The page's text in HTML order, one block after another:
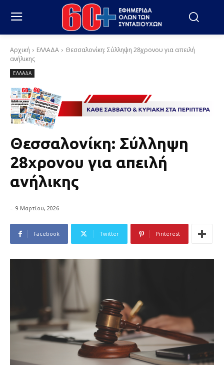
Αρχική ΕΛΛΑΔΑ
Θεσσαλονίκη: Σύλληψη 28χρονου για απειλή
ανήλικης
ΕΛΛΑΔΑ
Θεσσαλονίκη: Σύλληψη
28χρονου για απειλή
ανήλικης
- 9 Μαρτίου, 2026
Facebook Twitter Pinterest